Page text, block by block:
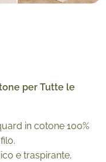
per Tutte le
in cotone 100%
e traspirante,